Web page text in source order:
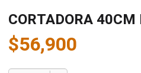
CORTADORA
$56,900